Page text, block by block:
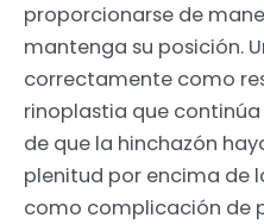
proporcionarse de
mantenga su posición.
correctamente como
rinoplastia que
de que la hinchazón
plenitud por encima de
como complicación de